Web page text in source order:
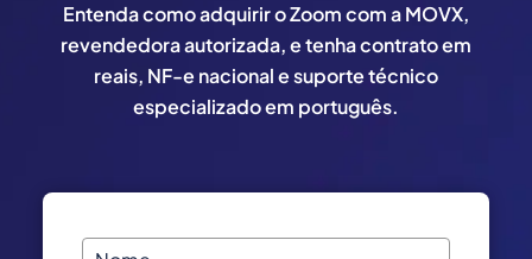
Entenda como adquirir o Zoom com a MOVX,
revendedora autorizada, e tenha contrato em
reais, NF-e nacional e suporte técnico
especializado em português.